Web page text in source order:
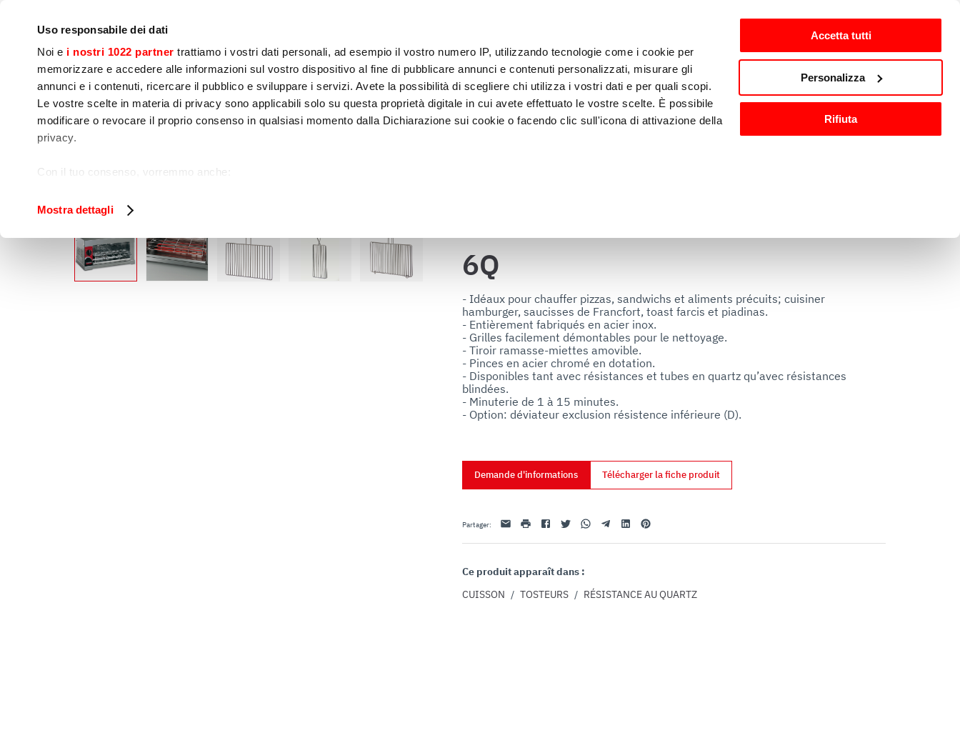
Uso responsabile dei dati
Noi e i nostri 1022 partner trattiamo i vostri dati personali, ad esempio il vostro numero IP, utilizzando tecnologie come i cookie per
memorizzare e accedere alle informazioni sul vostro dispositivo al fine di pubblicare annunci e contenuti personalizzati, misurare gli
annunci e i contenuti, ricercare il pubblico e sviluppare i servizi. Avete la possibilità di scegliere chi utilizza i vostri dati e per quali scopi.
Le vostre scelte in materia di privacy sono applicabili solo su questa proprietà digitale in cui avete effettuato le vostre scelte. È possibile
modificare o revocare il proprio consenso in qualsiasi momento dalla Dichiarazione sui cookie o facendo clic sull'icona di attivazione della
privacy.
Con il tuo consenso, vorremmo anche:
Identificare il tuo dispositivo, scansionandolo attivamente alla ricerca di caratteristiche specifiche (impronte digitali).
tuo consenso in qualsiasi momento dalla Dichiarazione sui cookie.
Utilizziamo i cookie per garantire che l’utente possa usufruire del servizio richiesto, per personalizzare contenuti ed annunci, per fornire
funzionalità dei social media e per analizzare il nostro traffico. Condividiamo inoltre informazioni sul modo in cui l’utente utilizza il nostro
sito con i nostri partner che si occupano di analisi dei dati web, pubblicità e social media, i quali potrebbero combinarle con altre
Mostra dettagli
Accetta tutti
Personalizza
Rifiuta
Clients fr-FR
Cuisson
Préparation
dynamique
Emballage Cellules
Exposition et
vitrines
Lavage et
désinfection
Matériel et accessoires de
cuisine
6Q
- Idéaux pour chauffer pizzas, sandwichs et aliments précuits; cuisiner
hamburger, saucisses de Francfort, toast farcis et piadinas.
- Entièrement fabriqués en acier inox.
- Grilles facilement démontables pour le nettoyage.
- Tiroir ramasse-miettes amovible.
- Pinces en acier chromé en dotation.
- Disponibles tant avec résistances et tubes en quartz qu’avec résistances
blindées.
- Minuterie de 1 à 15 minutes.
- Option: déviateur exclusion résistence inférieure (D).
Demande d'informations Télécharger la fiche produit
Partager: Email imprimerFacebookTwitterWhatsappTelegramLinkedinPinterest
Ce produit apparaît dans :
CUISSON / TOSTEURS / RÉSISTANCE AU QUARTZ